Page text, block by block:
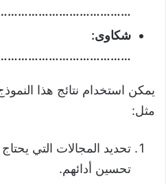
شكاوى:
يمكن استخدام نتائج هذا
مثل:
تحديد المجالات التي
تحسين أدائهم.